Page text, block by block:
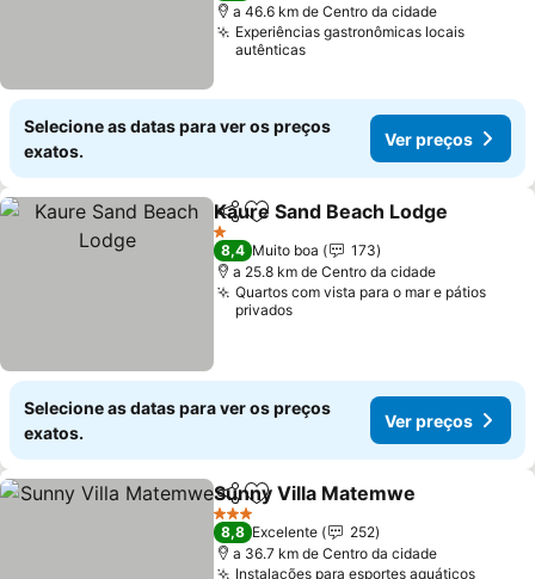
a 46.6 km de Centro da cidade
Experiências gastronômicas locais
autênticas
Selecione as datas para ver os preços
exatos.
Ver preços
PartilharAdicionar aos favoritos
Kaure Sand Beach Lodge
1 Estrelas
8,4 Muito boa
173
a 25.8 km de Centro da cidade
Quartos com vista para o mar e pátios
privados
Selecione as datas para ver os preços
exatos.
Ver preços
PartilharAdicionar aos favoritos
Sunny Villa Matemwe
3 Estrelas
8,8 Excelente
252
a 36.7 km de Centro da cidade
Instalações para esportes aquáticos